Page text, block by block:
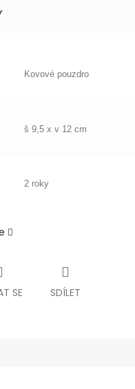
Kovové pouzdro
š 9,5 x v 12 cm
2 roky
SE SDÍLET